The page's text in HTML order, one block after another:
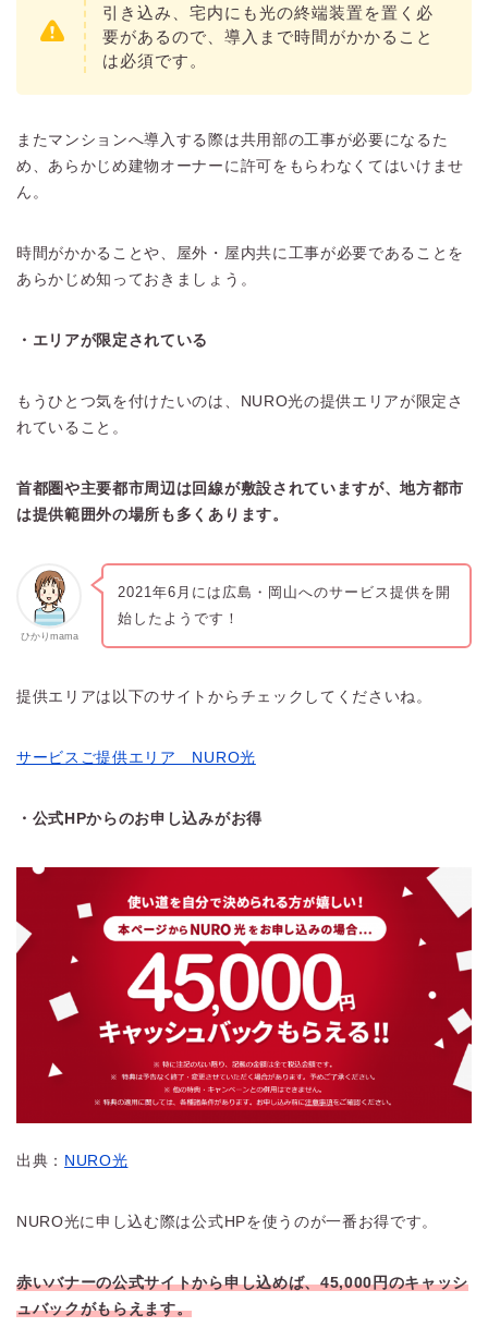
引き込み、宅内にも光の終端装置を置く必
要があるので、導入まで時間がかかること
は必須です。
またマンションへ導入する際は共用部の工事が必要になるた
め、あらかじめ建物オーナーに許可をもらわなくてはいけませ
ん。
時間がかかることや、屋外・屋内共に工事が必要であることを
あらかじめ知っておきましょう。
・エリアが限定されている
もうひとつ気を付けたいのは、NURO光の提供エリアが限定さ
れていること。
首都圏や主要都市周辺は回線が敷設されていますが、地方都市
は提供範囲外の場所も多くあります。
ひかりmama
2021年6月には広島・岡山へのサービス提供を開
始したようです！
提供エリアは以下のサイトからチェックしてくださいね。
サービスご提供エリア NURO光
・公式HPからのお申し込みがお得
出典： NURO光
NURO光に申し込む際は公式HPを使うのが一番お得です。
赤いバナーの公式サイトから申し込めば、45,000円のキャッシ
ュバックがもらえます。